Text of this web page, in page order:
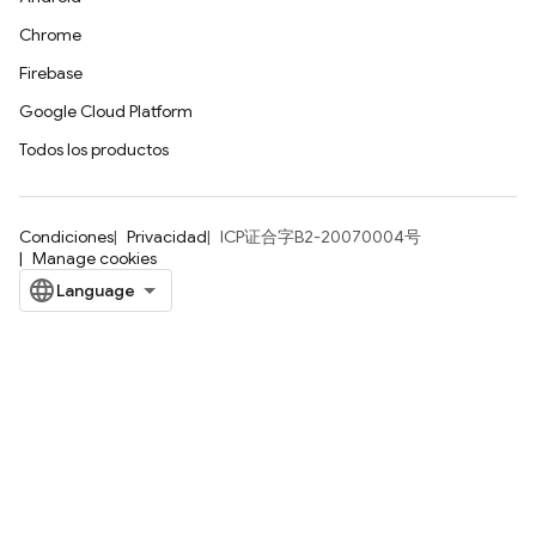
Chrome
Firebase
Google Cloud Platform
Todos los productos
Condiciones Privacidad
ICP证合字B2-20070004号
Manage cookies